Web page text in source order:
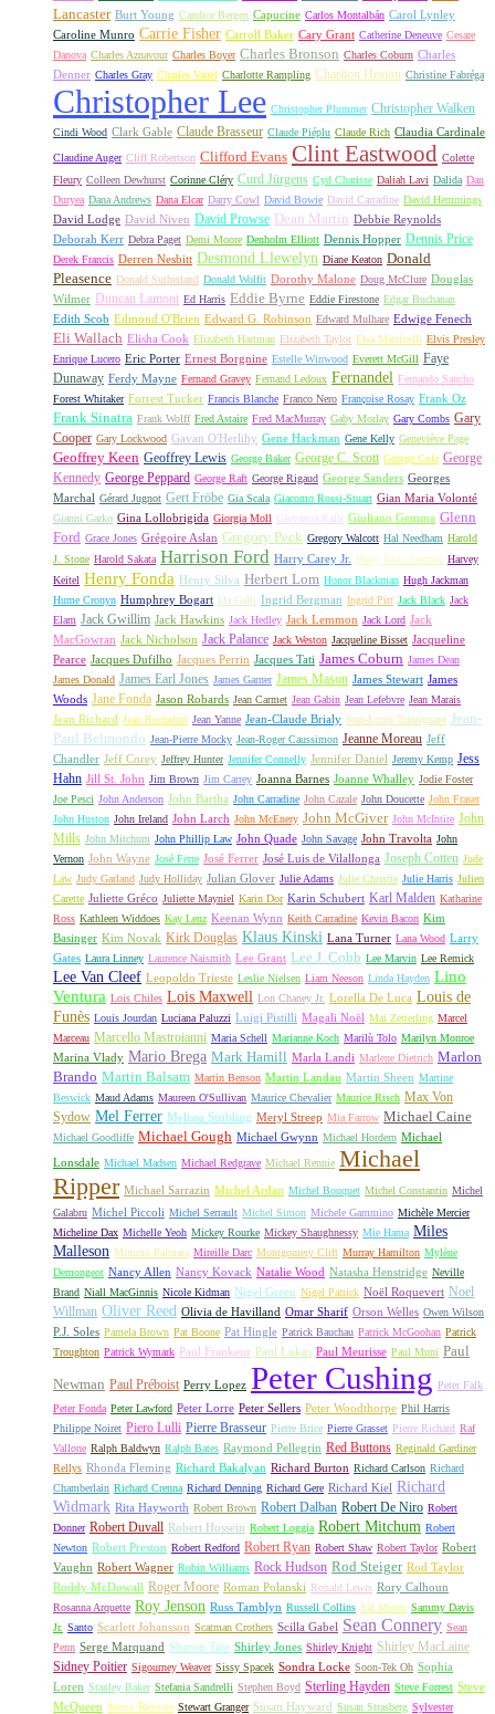
Lancaster Burt Young Candice Bergen Capucine Carlos Montalbán Carol Lynley
Caroline Munro Carrie Fisher Carroll Baker Cary Grant Catherine Deneuve Cesare
Danova Charles Aznavour Charles Boyer Charles Bronson Charles Coburn Charles
Denner Charles Gray Charles Vanel Charlotte Rampling Charlton Heston Christine Fabréga
Christopher Lee Christopher Plummer Christopher Walken
Cindi Wood Clark Gable Claude Brasseur Claude Piéplu Claude Rich Claudia Cardinale
Claudine Auger Cliff Robertson Clifford Evans Clint Eastwood Colette
Fleury Colleen Dewhurst Corinne Cléry Curd Jürgens Cyd Charisse Daliah Lavi Dalida Dan
Duryea Dana Andrews Dana Elcar Darry Cowl David Bowie David Carradine David Hemmings
David Lodge David Niven David Prowse Dean Martin Debbie Reynolds
Deborah Kerr Debra Paget Demi Moore Denholm Elliott Dennis Hopper Dennis Price
Derek Francis Derren Nesbitt Desmond Llewelyn Diane Keaton Donald
Pleasence Donald Sutherland Donald Wolfit Dorothy Malone Doug McClure Douglas
Wilmer Duncan Lamont Ed Harris Eddie Byrne Eddie Firestone Edgar Buchanan
Edith Scob Edmond O'Brien Edward G. Robinson Edward Mulhare Edwige Fenech
Eli Wallach Elisha Cook Elizabeth Hartman Elizabeth Taylor Elsa Martinelli Elvis Presley
Enrique Lucero Eric Porter Ernest Borgnine Estelle Winwood Everett McGill Faye
Dunaway Ferdy Mayne Fernand Gravey Fernand Ledoux Fernandel Fernando Sancho
Forest Whitaker Forrest Tucker Francis Blanche Franco Nero Françoise Rosay Frank Oz
Frank Sinatra Frank Wolff Fred Astaire Fred MacMurray Gaby Morlay Gary Combs Gary
Cooper Gary Lockwood Gavan O'Herlihy Gene Hackman Gene Kelly Geneviève Page
Geoffrey Keen Geoffrey Lewis George Baker George C. Scott George Cole George
Kennedy George Peppard George Raft George Rigaud George Sanders Georges
Marchal Gérard Jugnot Gert Fröbe Gia Scala Giacomo Rossi-Stuart Gian Maria Volonté
Gianni Garko Gina Lollobrigida Giorgia Moll Giovanna Ralli Giuliano Gemma Glenn
Ford Grace Jones Grégoire Aslan Gregory Peck Gregory Walcott Hal Needham Harold
J. Stone Harold Sakata Harrison Ford Harry Carey Jr. Harry Dean Stanton Harvey
Keitel Henry Fonda Henry Silva Herbert Lom Honor Blackman Hugh Jackman
Hume Cronyn Humphrey Bogart Ida Galli Ingrid Bergman Ingrid Pitt Jack Black Jack
Elam Jack Gwillim Jack Hawkins Jack Hedley Jack Lemmon Jack Lord Jack
MacGowran Jack Nicholson Jack Palance Jack Weston Jacqueline Bisset Jacqueline
Pearce Jacques Dufilho Jacques Perrin Jacques Tati James Coburn James Dean
James Donald James Earl Jones James Garner James Mason James Stewart James
Woods Jane Fonda Jason Robards Jean Carmet Jean Gabin Jean Lefebvre Jean Marais
Jean Richard Jean Rochefort Jean Yanne Jean-Claude Brialy Jean-Louis Trintignant Jean-
Paul Belmondo Jean-Pierre Mocky Jean-Roger Caussimon Jeanne Moreau Jeff
Chandler Jeff Corey Jeffrey Hunter Jennifer Connelly Jennifer Daniel Jeremy Kemp Jess
Hahn Jill St. John Jim Brown Jim Carrey Joanna Barnes Joanne Whalley Jodie Foster
Joe Pesci John Anderson John Bartha John Carradine John Cazale John Doucette John Fraser
John Huston John Ireland John Larch John McEnery John McGiver John McIntire John
Mills John Mitchum John Phillip Law John Quade John Savage John Travolta John
Vernon John Wayne José Ferre José Ferrer José Luis de Vilallonga Joseph Cotten Jude
Law Judy Garland Judy Holliday Julian Glover Julie Adams Julie Christie Julie Harris Julien
Carette Juliette Gréco Juliette Mayniel Karin Dor Karin Schubert Karl Malden Katharine
Ross Kathleen Widdoes Kay Lenz Keenan Wynn Keith Carradine Kevin Bacon Kim
Basinger Kim Novak Kirk Douglas Klaus Kinski Lana Turner Lana Wood Larry
Gates Laura Linney Laurence Naismith Lee Grant Lee J. Cobb Lee Marvin Lee Remick
Lee Van Cleef Leopoldo Trieste Leslie Nielsen Liam Neeson Linda Hayden Lino
Ventura Lois Chiles Lois Maxwell Lon Chaney Jr. Lorella De Luca Louis de
Funès Louis Jourdan Luciana Paluzzi Luigi Pistilli Magali Noël Mai Zetterling Marcel
Marceau Marcello Mastroianni Maria Schell Marianne Koch Marilù Tolo Marilyn Monroe
Marina Vlady Mario Brega Mark Hamill Marla Landi Marlene Dietrich Marlon
Brando Martin Balsam Martin Benson Martin Landau Martin Sheen Martine
Beswick Maud Adams Maureen O'Sullivan Maurice Chevalier Maurice Risch Max Von
Sydow Mel Ferrer Melissa Stribling Meryl Streep Mia Farrow Michael Caine
Michael Goodliffe Michael Gough Michael Gwynn Michael Hordern Michael
Lonsdale Michael Madsen Michael Redgrave Michael Rennie Michael
Ripper Michael Sarrazin Michel Ardan Michel Bouquet Michel Constantin Michel
Galabru Michel Piccoli Michel Serrault Michel Simon Michele Gammino Michèle Mercier
Micheline Dax Michelle Yeoh Mickey Rourke Mickey Shaughnessy Mie Hama Miles
Malleson Mimmo Palmara Mireille Darc Montgomery Clift Murray Hamilton Mylène
Demongeot Nancy Allen Nancy Kovack Natalie Wood Natasha Henstridge Neville
Brand Niall MacGinnis Nicole Kidman Nigel Green Nigel Patrick Noël Roquevert Noel
Willman Oliver Reed Olivia de Havilland Omar Sharif Orson Welles Owen Wilson
P.J. Soles Pamela Brown Pat Boone Pat Hingle Patrick Bauchau Patrick McGoohan Patrick
Troughton Patrick Wymark Paul Frankeur Paul Lukas Paul Meurisse Paul Muni Paul
Newman Paul Préboist Perry Lopez Peter Cushing Peter Falk
Peter Fonda Peter Lawford Peter Lorre Peter Sellers Peter Woodthorpe Phil Harris
Philippe Noiret Piero Lulli Pierre Brasseur Pierre Brice Pierre Grasset Pierre Richard Raf
Vallone Ralph Baldwyn Ralph Bates Raymond Pellegrin Red Buttons Reginald Gardiner
Rellys Rhonda Fleming Richard Bakalyan Richard Burton Richard Carlson Richard
Chamberlain Richard Crenna Richard Denning Richard Gere Richard Kiel Richard
Widmark Rita Hayworth Robert Brown Robert Dalban Robert De Niro Robert
Donner Robert Duvall Robert Hossein Robert Loggia Robert Mitchum Robert
Newton Robert Preston Robert Redford Robert Ryan Robert Shaw Robert Taylor Robert
Vaughn Robert Wagner Robin Williams Rock Hudson Rod Steiger Rod Taylor
Roddy McDowall Roger Moore Roman Polanski Ronald Lewis Rory Calhoun
Rosanna Arquette Roy Jenson Russ Tamblyn Russell Collins Sal Mineo Sammy Davis
Jr. Santo Scarlett Johansson Scatman Crothers Scilla Gabel Sean Connery Sean
Penn Serge Marquand Sharon Tate Shirley Jones Shirley Knight Shirley MacLaine
Sidney Poitier Sigourney Weaver Sissy Spacek Sondra Locke Soon-Tek Oh Sophia
Loren Stanley Baker Stefania Sandrelli Stephen Boyd Sterling Hayden Steve Forrest Steve
McQueen Steve Reeves Stewart Granger Susan Hayward Susan Strasberg Sylvester